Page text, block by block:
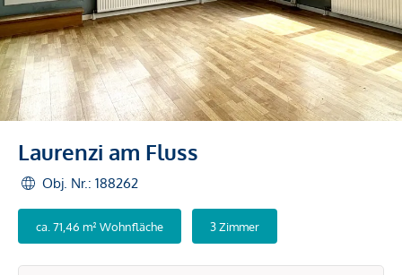
Laurenzi am Fluss
Obj. Nr.: 188262
ca. 71,46 m² Wohnfläche 3 Zimmer